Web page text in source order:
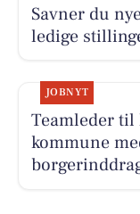
Savner du
ledige
JOBNYT
Teamleder
kommune